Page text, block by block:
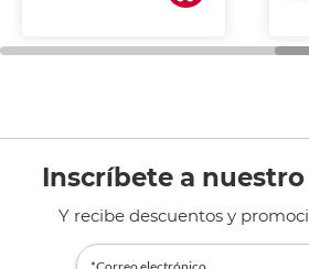
de tinta y láser,
general de oficina.
Inscríbete a
Y recibe descuentos y